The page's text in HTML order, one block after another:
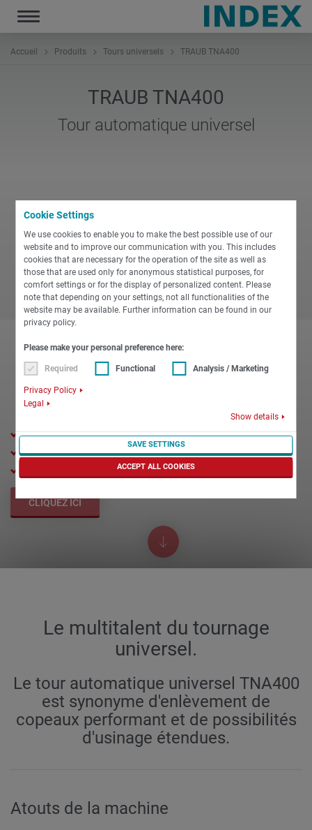
Cookie Settings
We use cookies to enable you to make the best possible use of our
website and to improve our communication with you. This includes
cookies that are necessary for the operation of the site as well as
those that are used only for anonymous statistical purposes, for
comfort settings or for the display of personalized content. Please
note that depending on your settings, not all functionalities of the
website may be available. Further information can be found in our
privacy policy.
Please make your personal preference here:
Required Functional Analysis / Marketing
Privacy Policy
Legal
Show details
SAVE SETTINGS
ACCEPT ALL COOKIES
Toggle
navigation
Accueil Produits Tours universels TRAUB TNA400
TRAUB TNA400
Tour automatique universel
82 mm passage de broche
315 mm diamètre de mandrin de serrage
Longueur de tournage de 750 mm
CLIQUEZ ICI
Le multitalent du tournage
universel.
Le tour automatique universel TNA400
est synonyme d'enlèvement de
copeaux performant et de possibilités
d'usinage étendues.
Atouts de la machine